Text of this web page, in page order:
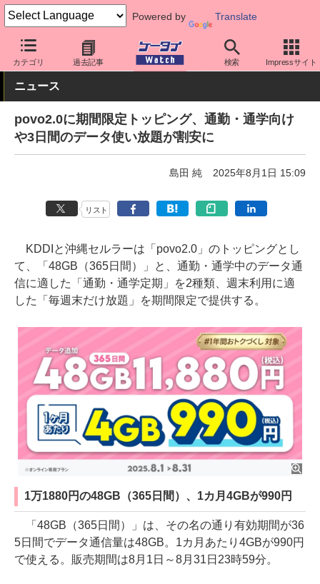
Powered by Translate
カテゴリ 過去記事 検索 Impressサイト
ケータイ Watch キャリア au povo
ニュース
povo2.0に期間限定トッピング、通勤・通学向け
や3日間のデータ使い放題が割安に
島田 純 2025年8月1日 15:09
リスト
KDDIと沖縄セルラーは「povo2.0」のトッピングとし
て、「48GB（365日間）」と、通勤・通学中のデータ通
信に適した「通勤・通学定期」を2種類、週末利用に適
した「毎週末だけ放題」を期間限定で提供する。
1万1880円の48GB（365日間）、1カ月4GBが990円
「48GB（365日間）」は、その名の通り有効期間が36
5日間でデータ通信量は48GB。1カ月あたり4GBが990円
で使える。販売期間は8月1日～8月31日23時59分。